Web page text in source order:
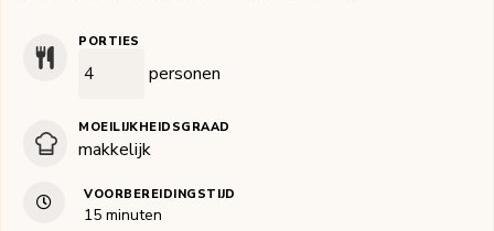
PORTIES
personen
MOEILIJKHEIDSGRAAD
makkelijk
VOORBEREIDINGSTIJD
15minuten
minuten